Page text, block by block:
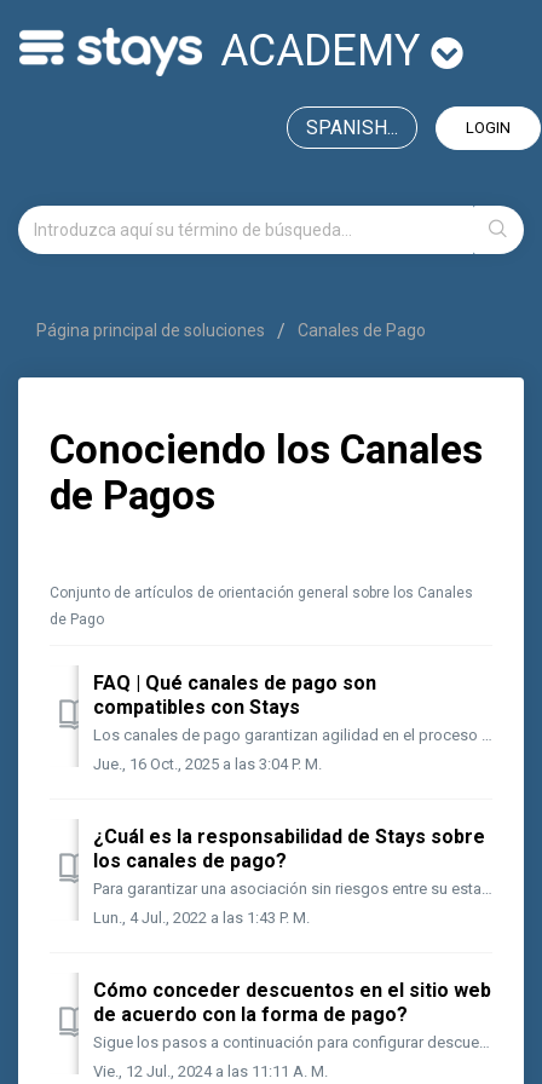
ACADEMY
LOGIN
SPANISH...
Página principal de soluciones Canales de Pago
Conociendo los Canales
de Pagos
Conjunto de artículos de orientación general sobre los Canales
de Pago
FAQ | Qué canales de pago son
compatibles con Stays
Los canales de pago garantizan agilidad en el proceso de cobro de reservas, con características como venta digitada y enlaces de pago. También permiten reci...
Jue., 16 Oct., 2025 a las 3:04 P. M.
¿Cuál es la responsabilidad de Stays sobre
los canales de pago?
Para garantizar una asociación sin riesgos entre su establecimiento y los canales de pago, vea en la tabla abajo informaciones importantes sobre las polít...
Lun., 4 Jul., 2022 a las 1:43 P. M.
Cómo conceder descuentos en el sitio web
de acuerdo con la forma de pago?
Sigue los pasos a continuación para configurar descuentos en tu sitio web de acuerdo con cada canal de pago. Ve a [Financiero > Auxiliares > Cuentas...
Vie., 12 Jul., 2024 a las 11:11 A. M.